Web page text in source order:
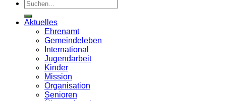
Aktuelles
Ehrenamt
Gemeindeleben
International
Jugendarbeit
Kinder
Mission
Organisation
Senioren